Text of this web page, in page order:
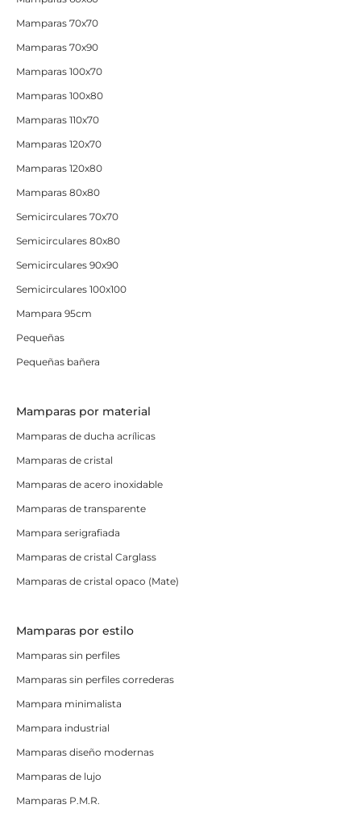
Mamparas 70x70
Mamparas 70x90
Mamparas 100x70
Mamparas 100x80
Mamparas 110x70
Mamparas 120x70
Mamparas 120x80
Mamparas 80x80
Semicirculares 70x70
Semicirculares 80x80
Semicirculares 90x90
Semicirculares 100x100
Mampara 95cm
Pequeñas
Pequeñas bañera
Mamparas por material
Mamparas de ducha acrílicas
Mamparas de cristal
Mamparas de acero inoxidable
Mamparas de transparente
Mampara serigrafiada
Mamparas de cristal Carglass
Mamparas de cristal opaco (Mate)
Mamparas por estilo
Mamparas sin perfiles
Mamparas sin perfiles correderas
Mampara minimalista
Mampara industrial
Mamparas diseño modernas
Mamparas de lujo
Mamparas P.M.R.